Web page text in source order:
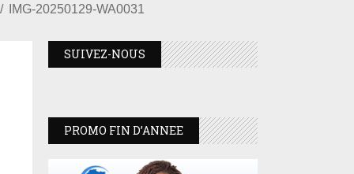
IMG-20250129-WA0031
SUIVEZ-NOUS
PROMO FIN D’ANNEE